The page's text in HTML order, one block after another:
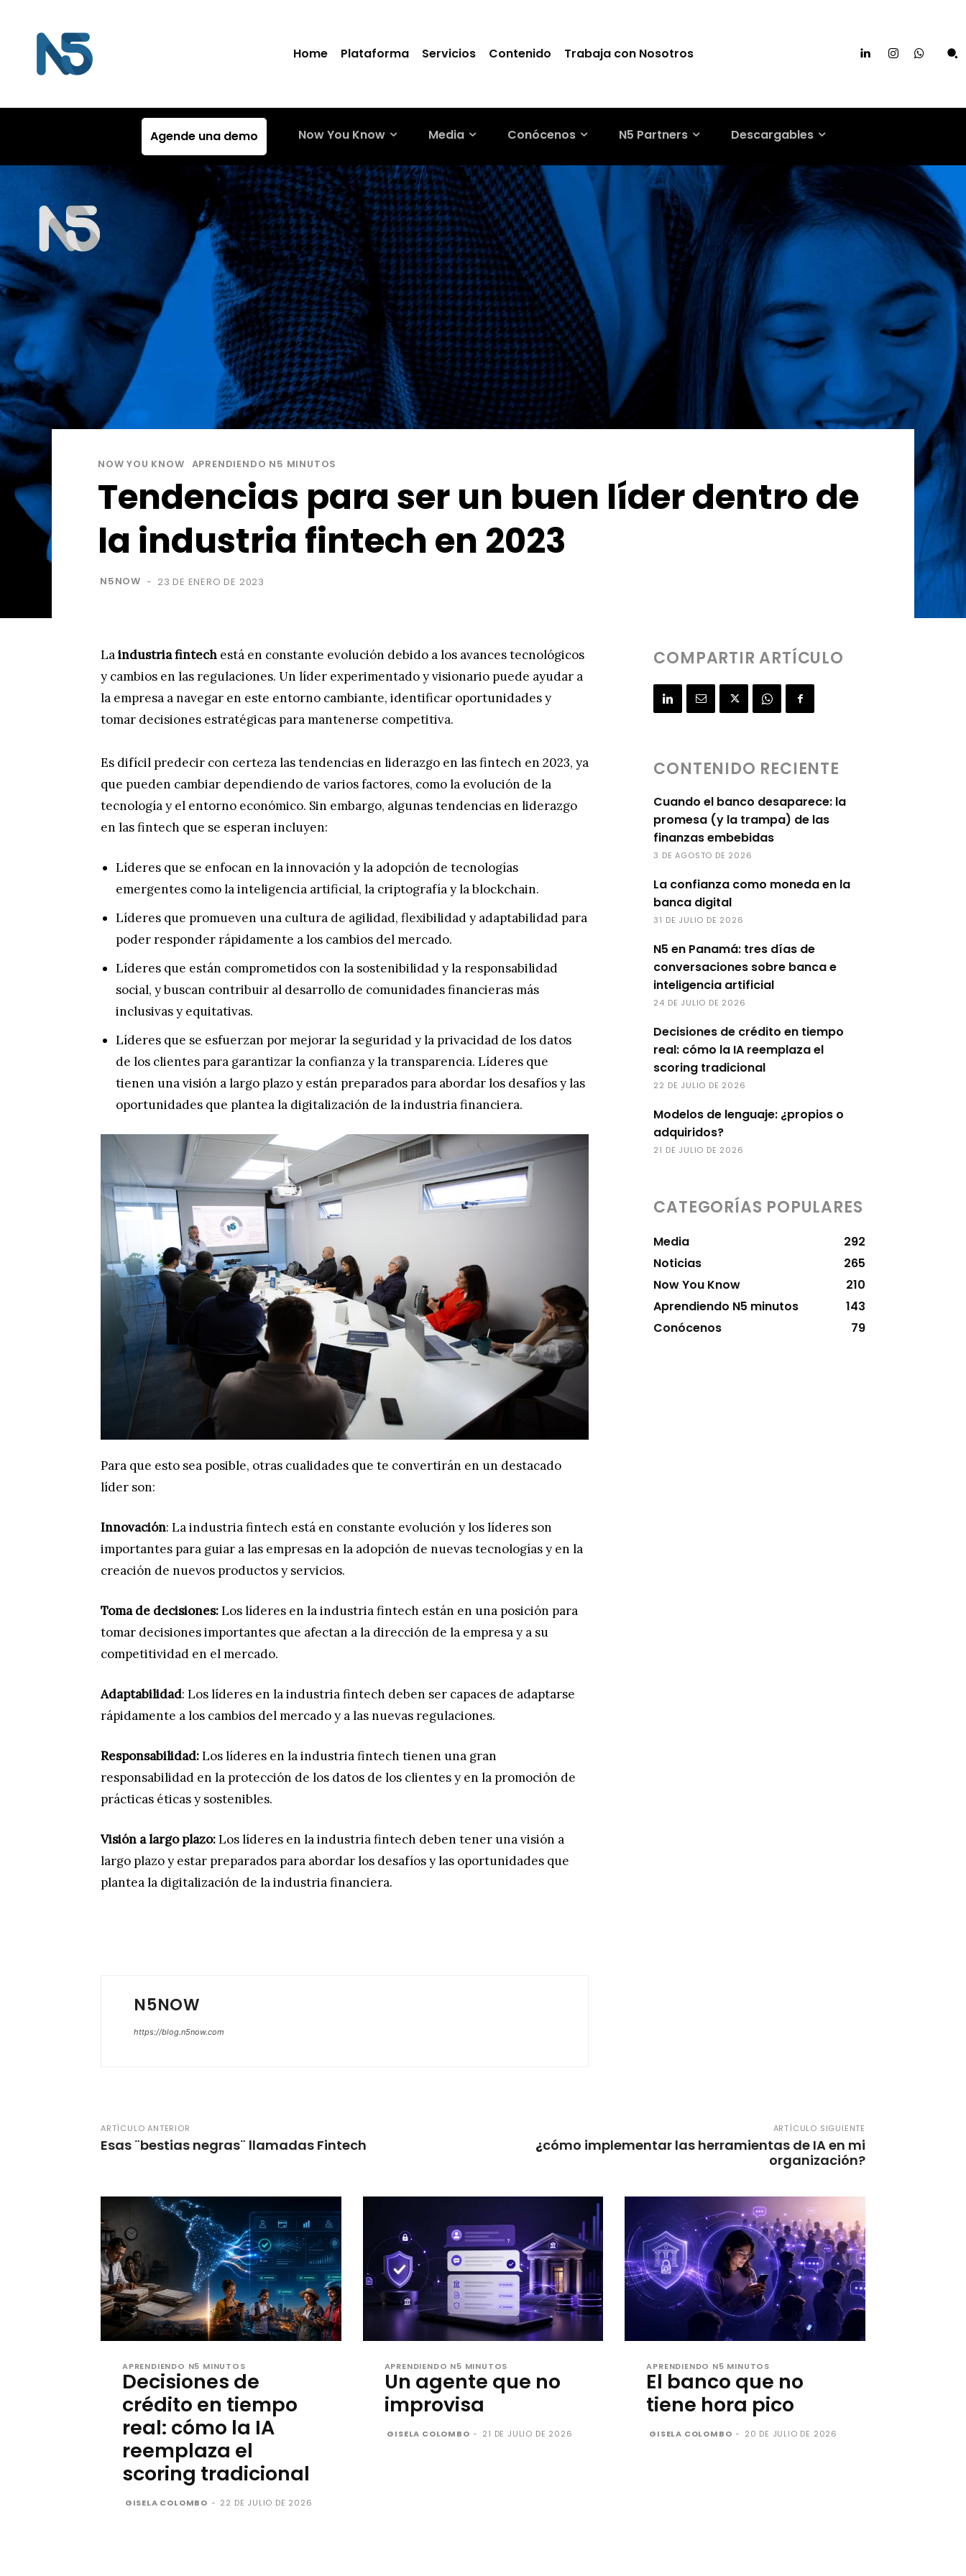
Home Plataforma Servicios Contenido Trabaja con Nosotros
Agende una demo Now You Know Media Conócenos N5 Partners Descargables
NOW YOU KNOW APRENDIENDO N5 MINUTOS
Tendencias para ser un buen líder dentro de
la industria fintech en 2023
N5NOW - 23 DE ENERO DE 2023
Laindustria fintech está en constante evolución debido a los avances tecnológicos
y cambios en las regulaciones. Un líder experimentado y visionario puede ayudar a
la empresa a navegar en este entorno cambiante, identificar oportunidades y
tomar decisiones estratégicas para mantenerse competitiva.
Es difícil predecir con certeza las tendencias en liderazgo en las fintech en 2023, ya
que pueden cambiar dependiendo de varios factores, como la evolución de la
tecnología y el entorno económico. Sin embargo, algunas tendencias en liderazgo
en las fintech que se esperan incluyen:
Líderes que se enfocan en la innovación y la adopción de tecnologías
emergentes como la inteligencia artificial, la criptografía y la blockchain.
Líderes que promueven una cultura de agilidad, flexibilidad y adaptabilidad para
poder responder rápidamente a los cambios del mercado.
Líderes que están comprometidos con la sostenibilidad y la responsabilidad
social, y buscan contribuir al desarrollo de comunidades financieras más
inclusivas y equitativas.
Líderes que se esfuerzan por mejorar la seguridad y la privacidad de los datos
de los clientes para garantizar la confianza y la transparencia. Líderes que
tienen una visión a largo plazo y están preparados para abordar los desafíos y las
oportunidades que plantea la digitalización de la industria financiera.
Para que esto sea posible, otras cualidades que te convertirán en un destacado
líder son:
Innovación: La industria fintech está en constante evolución y los líderes son
importantes para guiar a las empresas en la adopción de nuevas tecnologías y en la
creación de nuevos productos y servicios.
Toma de decisiones:Los líderes en la industria fintech están en una posición para
tomar decisiones importantes que afectan a la dirección de la empresa y a su
competitividad en el mercado.
Adaptabilidad: Los líderes en la industria fintech deben ser capaces de adaptarse
rápidamente a los cambios del mercado y a las nuevas regulaciones.
Responsabilidad:Los líderes en la industria fintech tienen una gran
responsabilidad en la protección de los datos de los clientes y en la promoción de
prácticas éticas y sostenibles.
Visión a largo plazo:Los líderes en la industria fintech deben tener una visión a
largo plazo y estar preparados para abordar los desafíos y las oportunidades que
plantea la digitalización de la industria financiera.
N5NOW
https://blog.n5now.com
COMPARTIR ARTÍCULO
CONTENIDO RECIENTE
Cuando el banco desaparece: la
promesa (y la trampa) de las
finanzas embebidas
3 DE AGOSTO DE 2026
La confianza como moneda en la
banca digital
31 DE JULIO DE 2026
N5 en Panamá: tres días de
conversaciones sobre banca e
inteligencia artificial
24 DE JULIO DE 2026
Decisiones de crédito en tiempo
real: cómo la IA reemplaza el
scoring tradicional
22 DE JULIO DE 2026
Modelos de lenguaje: ¿propios o
adquiridos?
21 DE JULIO DE 2026
CATEGORÍAS POPULARES
Media
292
Noticias
265
Now You Know
210
Aprendiendo N5 minutos
143
Conócenos
79
ARTÍCULO ANTERIOR
Esas ¨bestias negras¨ llamadas Fintech
ARTÍCULO SIGUIENTE
¿cómo implementar las herramientas de IA en mi
organización?
APRENDIENDO N5 MINUTOS
Decisiones de
crédito en tiempo
real: cómo la IA
reemplaza el
scoring tradicional
GISELA COLOMBO - 22 DE JULIO DE 2026
APRENDIENDO N5 MINUTOS
Un agente que no
improvisa
GISELA COLOMBO - 21 DE JULIO DE 2026
APRENDIENDO N5 MINUTOS
El banco que no
tiene hora pico
GISELA COLOMBO - 20 DE JULIO DE 2026